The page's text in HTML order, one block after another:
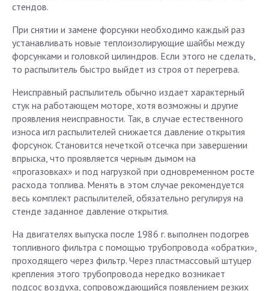
стендов.
При снятии и замене форсунки необходимо каждый раз
устанавливать новые теплоизолирующие шайбы между
форсунками и головкой цилиндров. Если этого не сделать,
то распылитель быстро выйдет из строя от перегрева.
Неисправный распылитель обычно издает характерный
стук на работающем моторе, хотя возможны и другие
проявления неисправности. Так, в случае естественного
износа игл распылителей снижается давление открытия
форсунок. Становится нечеткой отсечка при завершении
впрыска, что проявляется черным дымом на
«прогазовках» и под нагрузкой при одновременном росте
расхода топлива. Менять в этом случае рекомендуется
весь комплект распылителей, обязательно регулируя на
стенде заданное давление открытия.
На двигателях выпуска после 1986 г. выполнен подогрев
топливного фильтра с помощью трубопровода «обратки»,
проходящего через фильтр. Через пластмассовый штуцер
крепления этого трубопровода нередко возникает
подсос воздуха, сопровождающийся появлением резких